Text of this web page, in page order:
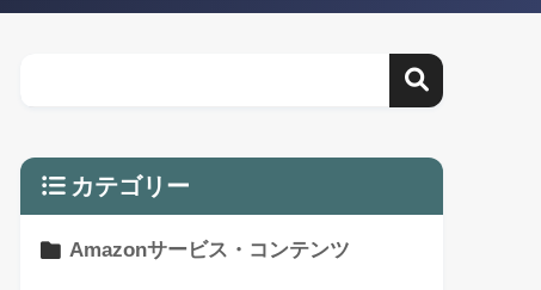
カテゴリー
Amazonサービス・コンテンツ